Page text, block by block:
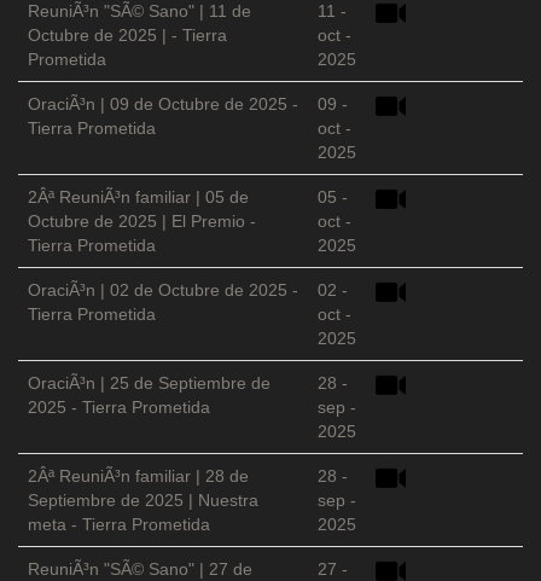
ReuniÃ³n "SÃ© Sano" | 11 de
Octubre de 2025 | - Tierra
Prometida
11 -
oct -
2025
OraciÃ³n | 09 de Octubre de 2025 -
Tierra Prometida
09 -
oct -
2025
2Âª ReuniÃ³n familiar | 05 de
Octubre de 2025 | El Premio -
Tierra Prometida
05 -
oct -
2025
OraciÃ³n | 02 de Octubre de 2025 -
Tierra Prometida
02 -
oct -
2025
OraciÃ³n | 25 de Septiembre de
2025 - Tierra Prometida
28 -
sep -
2025
2Âª ReuniÃ³n familiar | 28 de
Septiembre de 2025 | Nuestra
meta - Tierra Prometida
28 -
sep -
2025
ReuniÃ³n "SÃ© Sano" | 27 de
27 -